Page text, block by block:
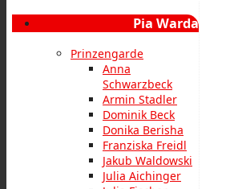
Pia Warda
Prinzengarde
Anna
Schwarzbeck
Armin Stadler
Dominik Beck
Donika Berisha
Franziska Freidl
Jakub Waldowski
Julia Aichinger